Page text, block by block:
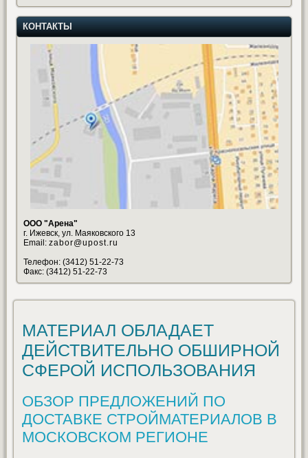
КОНТАКТЫ
ООО "Арена"
г. Ижевск, ул. Маяковского 13
Email: zabor@upost.ru
Телефон: (3412) 51-22-73
Факс: (3412) 51-22-73
МАТЕРИАЛ ОБЛАДАЕТ
ДЕЙСТВИТЕЛЬНО ОБШИРНОЙ
СФЕРОЙ ИСПОЛЬЗОВАНИЯ
ОБЗОР ПРЕДЛОЖЕНИЙ ПО
ДОСТАВКЕ СТРОЙМАТЕРИАЛОВ В
МОСКОВСКОМ РЕГИОНЕ